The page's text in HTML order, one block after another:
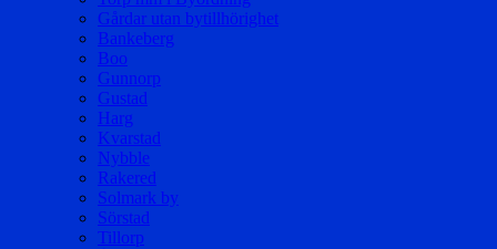
Gårdar utan bytillhörighet
Bankeberg
Boo
Gunnorp
Gustad
Harg
Kvarstad
Nybble
Rakered
Solmark by
Sörstad
Tillorp